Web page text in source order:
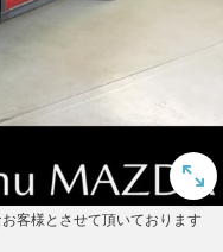
客様とさせて頂いております